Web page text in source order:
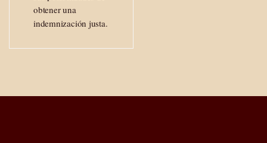
obtener una
indemnización justa.